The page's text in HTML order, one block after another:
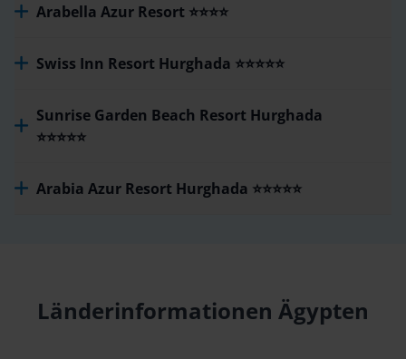
Arabella Azur Resort ⭐⭐⭐⭐
Swiss Inn Resort Hurghada ⭐⭐⭐⭐⭐
Sunrise Garden Beach Resort Hurghada
⭐⭐⭐⭐⭐
Arabia Azur Resort Hurghada ⭐⭐⭐⭐⭐
Länderinformationen Ägypten